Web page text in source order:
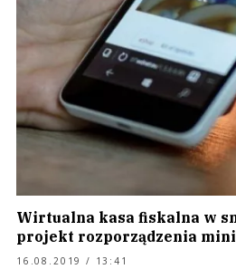
Wirtualna kasa fiskalna w
projekt rozporządzenia
16.08.2019 / 13:41